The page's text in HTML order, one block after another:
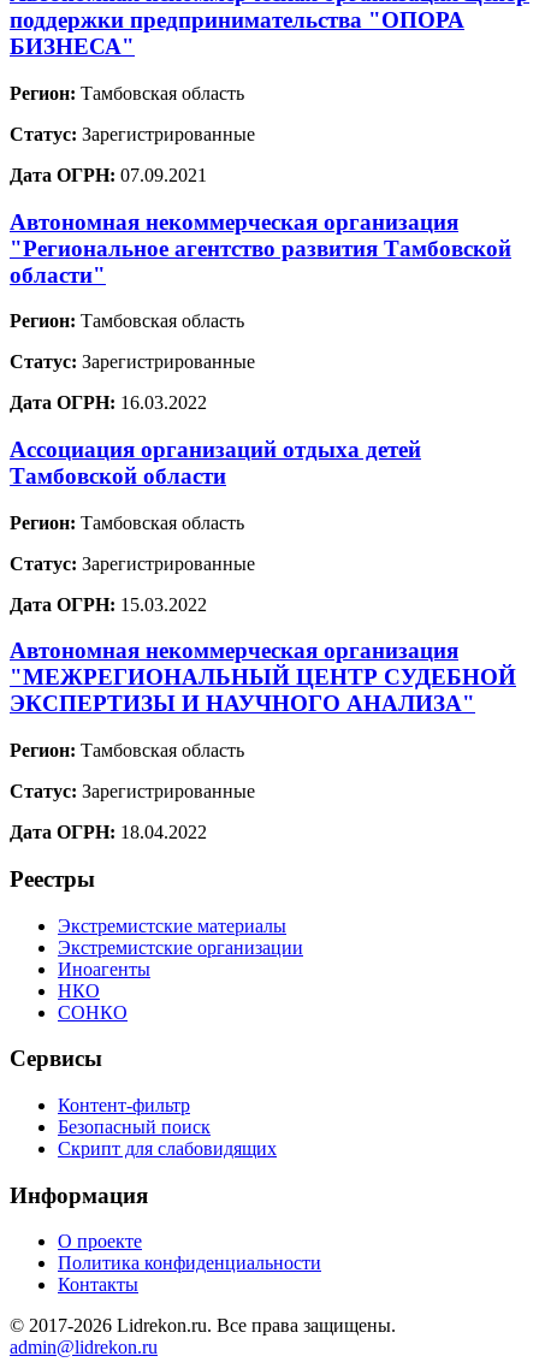
поддержки предпринимательства "ОПОРА
БИЗНЕСА"
Регион: Тамбовская область
Статус: Зарегистрированные
Дата ОГРН: 07.09.2021
Автономная некоммерческая организация
"Региональное агентство развития Тамбовской
области"
Регион: Тамбовская область
Статус: Зарегистрированные
Дата ОГРН: 16.03.2022
Ассоциация организаций отдыха детей
Тамбовской области
Регион: Тамбовская область
Статус: Зарегистрированные
Дата ОГРН: 15.03.2022
Автономная некоммерческая организация
"МЕЖРЕГИОНАЛЬНЫЙ ЦЕНТР СУДЕБНОЙ
ЭКСПЕРТИЗЫ И НАУЧНОГО АНАЛИЗА"
Регион: Тамбовская область
Статус: Зарегистрированные
Дата ОГРН: 18.04.2022
Реестры
Экстремистские материалы
Экстремистские организации
Иноагенты
НКО
СОНКО
Сервисы
Контент-фильтр
Безопасный поиск
Скрипт для слабовидящих
Информация
О проекте
Политика конфиденциальности
Контакты
© 2017-2026 Lidrekon.ru. Все права защищены.
admin@lidrekon.ru